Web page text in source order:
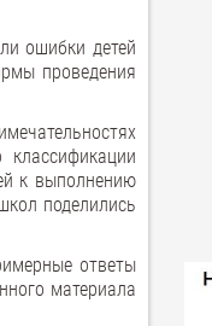
ошибки детей
проведения
к выполнению
поделились
ответы
материала